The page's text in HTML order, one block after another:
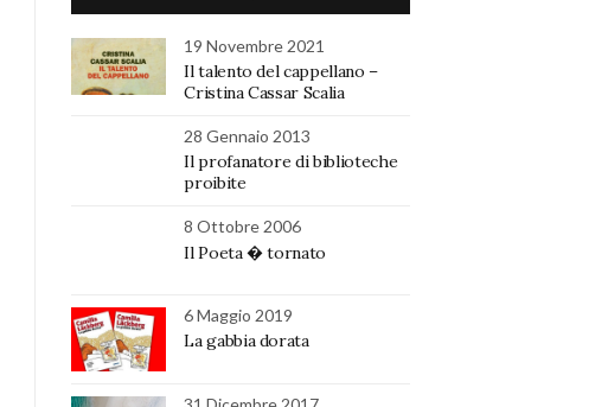
19 Novembre 2021
Il talento del cappellano –
Cristina Cassar Scalia
28 Gennaio 2013
Il profanatore di biblioteche
proibite
8 Ottobre 2006
Il Poeta � tornato
6 Maggio 2019
La gabbia dorata